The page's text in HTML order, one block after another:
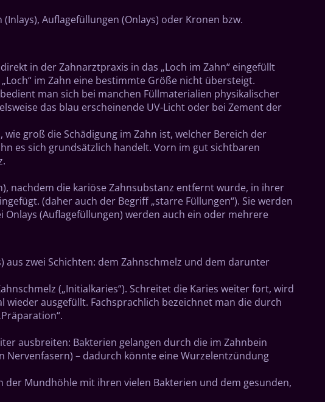
Auflagefüllungen (Onlays) oder Kronen bzw.
in der Zahnarztpraxis in das „Loch im Zahn“ eingefüllt
im Zahn eine bestimmte Größe nicht übersteigt.
man sich bei manchen Füllmaterialien physikalischer
das blau erscheinende UV-Licht oder bei Zement der
groß die Schädigung im Zahn ist, welcher Bereich der
es sich grundsätzlich handelt. Vorn im gut sichtbaren
nachdem die kariöse Zahnsubstanz entfernt wurde, in ihrer
(daher auch der Begriff „starre Füllungen“). Sie werden
(Auflagefüllungen) werden auch ein oder mehrere
zwei Schichten: dem Zahnschmelz und dem darunter
(„Initialkaries“). Schreitet die Karies weiter fort, wird
ausgefüllt. Fachsprachlich bezeichnet man die durch
ausbreiten: Bakterien gelangen durch die im Zahnbein
Nervenfasern) – dadurch könnte eine Wurzelentzündung
Mundhöhle mit ihren vielen Bakterien und dem gesunden,